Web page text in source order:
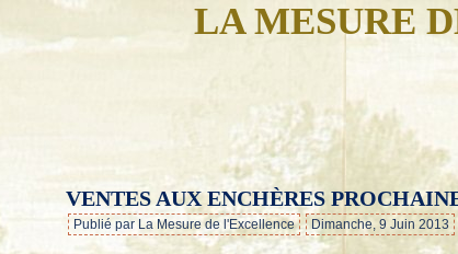
LA MESURE
VENTES AUX ENCHÈRES
Publié par La Mesure de l'Excellence Dimanche, 9 Juin 2013